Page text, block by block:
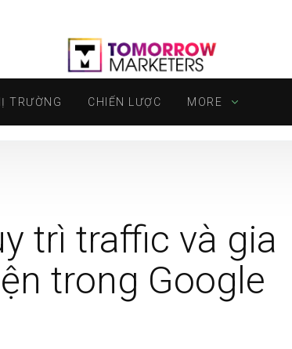
TRƯỜNG CHIẾN LƯỢC MORE
trì traffic và gia
trong Google